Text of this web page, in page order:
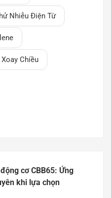
(EMI).Tụ điện X2 là gì?
màng an toàn được
với đường dây điện
với đường dây). Nó
tiêu nhiễu điện và
bị chuyển mạch và
X2 thường được
mạ kim loại
Nhiễu Điện Từ
Chiều
cơ CBB65: Ứng
khi lựa chọn